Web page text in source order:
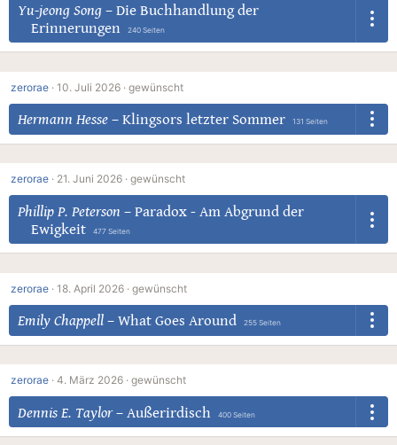
Yu-jeong Song – Die Buchhandlung der
Erinnerungen
240 Seiten
zerorae · 10. Juli 2026 · gewünscht
Hermann Hesse – Klingsors letzter Sommer 131 Seiten
zerorae · 21. Juni 2026 · gewünscht
Phillip P. Peterson – Paradox - Am Abgrund der
Ewigkeit
477 Seiten
zerorae · 18. April 2026 · gewünscht
Emily Chappell – What Goes Around 255 Seiten
zerorae · 4. März 2026 · gewünscht
Dennis E. Taylor– Außerirdisch 400 Seiten